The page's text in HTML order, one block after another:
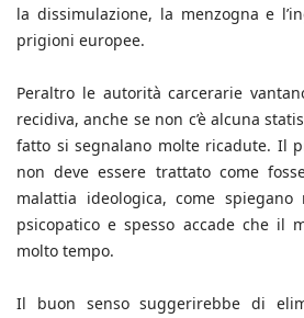
la dissimulazione, la menzogna e
prigioni europee.
Peraltro le autorità carcerarie
recidiva, anche se non c’è alcuna
fatto si segnalano molte ricadute. Il
non deve essere trattato come
malattia ideologica, come
psicopatico e spesso accade che il
molto tempo.
Il buon senso suggerirebbe di